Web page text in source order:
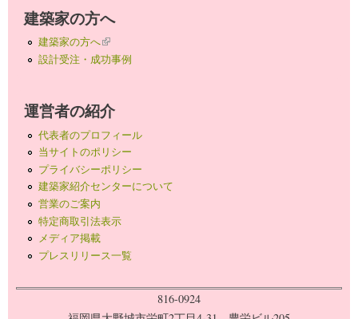
建築家の方へ
建築家の方へ(link is external)
設計受注・成功事例
運営者の紹介
代表者のプロフィール
当サイトのポリシー
プライバシーポリシー
建築家紹介センターについて
営業のご案内
特定商取引法表示
メディア掲載
プレスリリース一覧
816-0924